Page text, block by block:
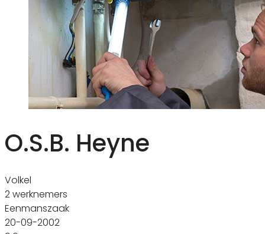
O.S.B. Heyne
Volkel
2 werknemers
Eenmanszaak
20-09-2002